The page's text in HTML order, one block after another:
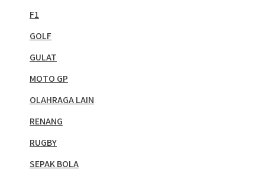
F1
GOLF
GULAT
MOTO GP
OLAHRAGA LAIN
RENANG
RUGBY
SEPAK BOLA